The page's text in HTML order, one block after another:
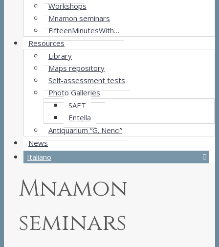
Workshops
Mnamon seminars
FifteenMinutesWith…
Resources
Library
Maps repository
Self-assessment tests
Photo Galleries
SAET
Entella
Antiquarium “G. Nenci”
News
Italiano
Mnamon
seminars